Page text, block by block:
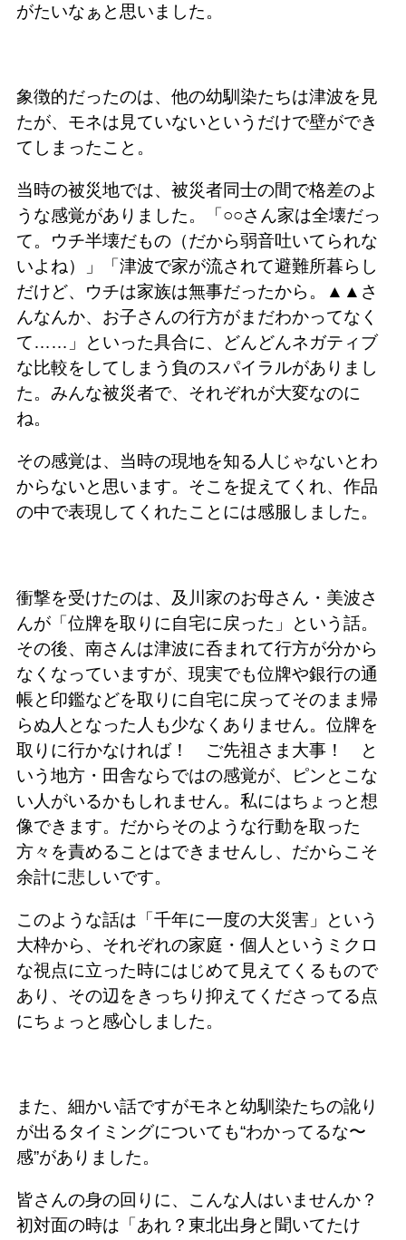
がたいなぁと思いました。
象徴的だったのは、他の幼馴染たちは津波を見
たが、モネは見ていないというだけで壁ができ
てしまったこと。
当時の被災地では、被災者同士の間で格差のよ
うな感覚がありました。「○○さん家は全壊だっ
て。ウチ半壊だもの（だから弱音吐いてられな
いよね）」「津波で家が流されて避難所暮らし
だけど、ウチは家族は無事だったから。▲▲さ
んなんか、お子さんの行方がまだわかってなく
て……」といった具合に、どんどんネガティブ
な比較をしてしまう負のスパイラルがありまし
た。みんな被災者で、それぞれが大変なのに
ね。
その感覚は、当時の現地を知る人じゃないとわ
からないと思います。そこを捉えてくれ、作品
の中で表現してくれたことには感服しました。
衝撃を受けたのは、及川家のお母さん・美波さ
んが「位牌を取りに自宅に戻った」という話。
その後、南さんは津波に呑まれて行方が分から
なくなっていますが、現実でも位牌や銀行の通
帳と印鑑などを取りに自宅に戻ってそのまま帰
らぬ人となった人も少なくありません。位牌を
取りに行かなければ！ ご先祖さま大事！ と
いう地方・田舎ならではの感覚が、ピンとこな
い人がいるかもしれません。私にはちょっと想
像できます。だからそのような行動を取った
方々を責めることはできませんし、だからこそ
余計に悲しいです。
このような話は「千年に一度の大災害」という
大枠から、それぞれの家庭・個人というミクロ
な視点に立った時にはじめて見えてくるもので
あり、その辺をきっちり抑えてくださってる点
にちょっと感心しました。
また、細かい話ですがモネと幼馴染たちの訛り
が出るタイミングについても“わかってるな〜
感”がありました。
皆さんの身の回りに、こんな人はいませんか？
初対面の時は「あれ？東北出身と聞いてたけ